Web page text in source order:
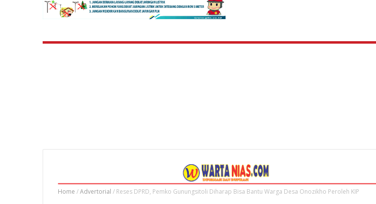
Home /Advertorial / Reses DPRD, Pemko Gunungsitoli Diharap Bisa Bantu Warga Desa Onozikho Peroleh KIP